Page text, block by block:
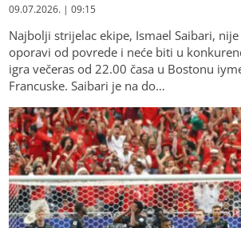
09.07.2026. | 09:15
Najbolji strijelac ekipe, Ismael Saibari,
oporavi od povrede i neće biti u
igra večeras od 22.00 časa u Bostonu
Francuske. Saibari je na do…